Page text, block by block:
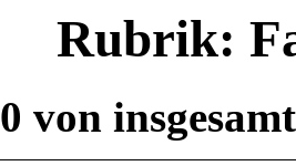
Rubrik:
von